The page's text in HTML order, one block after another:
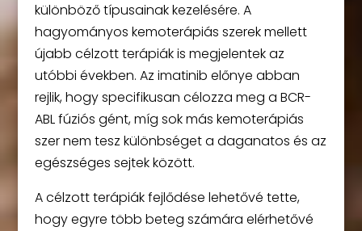
különböző típusainak kezelésére. A
hagyományos kemoterápiás szerek mellett
újabb célzott terápiák is megjelentek az
utóbbi években. Az imatinib előnye abban
rejlik, hogy specifikusan célozza meg a BCR-
ABL fúziós gént, míg sok más kemoterápiás
szer nem tesz különbséget a daganatos és az
egészséges sejtek között.
A célzott terápiák fejlődése lehetővé tette,
hogy egyre több beteg számára elérhetővé